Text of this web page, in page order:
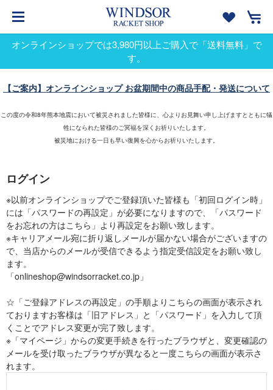
オンラインショップでは3,980円以上ご購入で「送料無料」で
す。
【ご案内】オンラインショップ お盆期間中の商品手配・発送について
この度の令和8年熊本地震において被災されました皆様に、心よりお見舞い申し上げますとともに犠
牲になられた皆様のご冥福を深くお祈りいたします。
被災地における一日も早い復興を心からお祈りいたします。
ログイン
※以前オンラインショップでご登録頂いた皆様も「初回ログイン時」
には「パスワードの再設定」が必要になりますので、「パスワード
をお忘れの方はこちら」より再設定をお願い致します。
※キャリアメール宛に折り返しメールが届かない場合がございますの
で、当店からのメールが受信できるよう指定受信設定をお願い致し
ます。
「onlineshop@windsorracket.co.jp」
☆「ご登録アドレスの再設定」の手順よりこちらの画面が表示され
ておりますお客様は「旧アドレス」と「パスワード」を入力して頂
くことでアドレス変更が完了致します。
※「マイページ」からの変更手続きを行ったブラウザと、変更確認の
メールを受け取ったブラウザが異なると一度こちらの画面が表示さ
れます。